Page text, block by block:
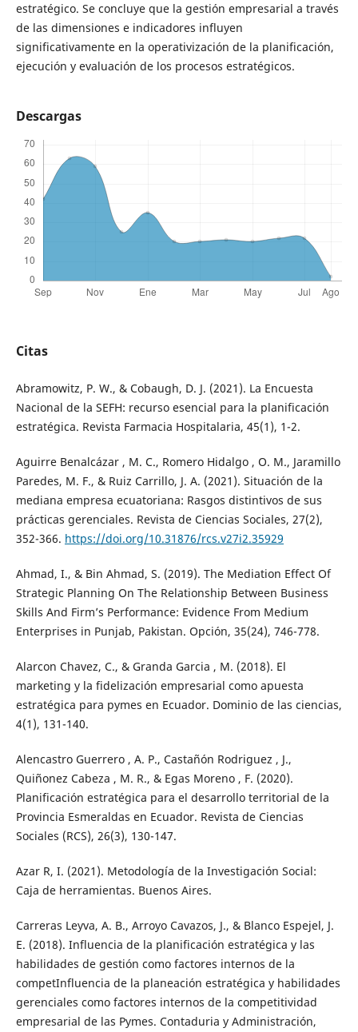
estratégico. Se concluye que la gestión empresarial a través
de las dimensiones e indicadores influyen
significativamente en la operativización de la planificación,
ejecución y evaluación de los procesos estratégicos.
Descargas
Citas
Abramowitz, P. W., & Cobaugh, D. J. (2021). La Encuesta
Nacional de la SEFH: recurso esencial para la planificación
estratégica. Revista Farmacia Hospitalaria, 45(1), 1-2.
Aguirre Benalcázar , M. C., Romero Hidalgo , O. M., Jaramillo
Paredes, M. F., & Ruiz Carrillo, J. A. (2021). Situación de la
mediana empresa ecuatoriana: Rasgos distintivos de sus
prácticas gerenciales. Revista de Ciencias Sociales, 27(2),
352-366. https://doi.org/10.31876/rcs.v27i2.35929
Ahmad, I., & Bin Ahmad, S. (2019). The Mediation Effect Of
Strategic Planning On The Relationship Between Business
Skills And Firm’s Performance: Evidence From Medium
Enterprises in Punjab, Pakistan. Opción, 35(24), 746-778.
Alarcon Chavez, C., & Granda Garcia , M. (2018). El
marketing y la fidelización empresarial como apuesta
estratégica para pymes en Ecuador. Dominio de las ciencias,
4(1), 131-140.
Alencastro Guerrero , A. P., Castañón Rodriguez , J.,
Quiñonez Cabeza , M. R., & Egas Moreno , F. (2020).
Planificación estratégica para el desarrollo territorial de la
Provincia Esmeraldas en Ecuador. Revista de Ciencias
Sociales (RCS), 26(3), 130-147.
Azar R, I. (2021). Metodología de la Investigación Social:
Caja de herramientas. Buenos Aires.
Carreras Leyva, A. B., Arroyo Cavazos, J., & Blanco Espejel, J.
E. (2018). Influencia de la planificación estratégica y las
habilidades de gestión como factores internos de la
competInfluencia de la planeación estratégica y habilidades
gerenciales como factores internos de la competitividad
empresarial de las Pymes. Contaduria y Administración,